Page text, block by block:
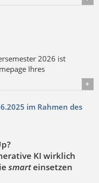
2026 ist
Ihres
im Rahmen des
KI wirklich
smarteinsetzen